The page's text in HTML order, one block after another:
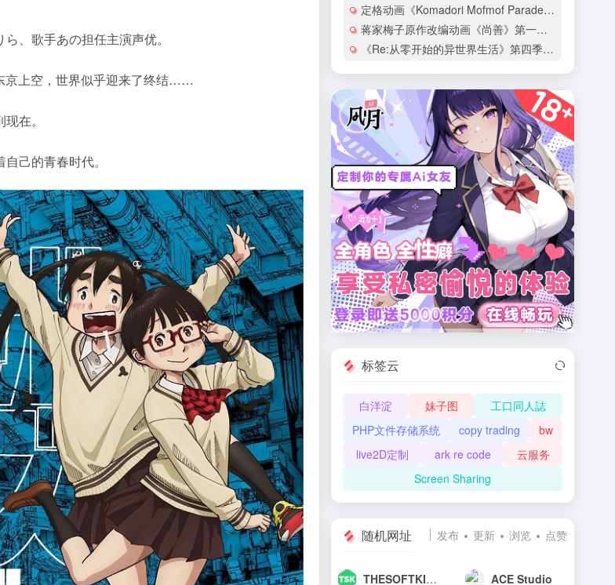
、歌手あの担任主演声优。
京上空，世界似乎迎来了终结……
在。
己的青春时代。
定格动画《Komadori Mofmof Parade》情报公开
蒋家梅子原作改编动画《尚善》第一弹PV公开
《Re:从零开始的异世界生活》第四季夺回篇PV公开
标签云
白洋淀 妹子图
工口同人誌
PHP文件存储系统
copy trading
bw
live2D定制
ark re code
云服务
Screen Sharing
随机网址 发布 更新 浏览 点赞
THESOFTKING ACE Studio